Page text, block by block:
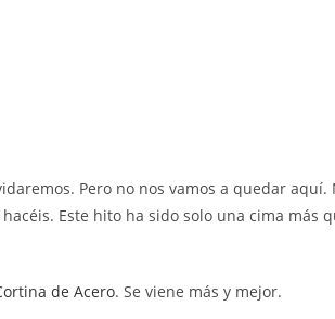
Pero no nos vamos a quedar
Este hito ha sido solo una cima más
de Acero. Se viene más y mejor.